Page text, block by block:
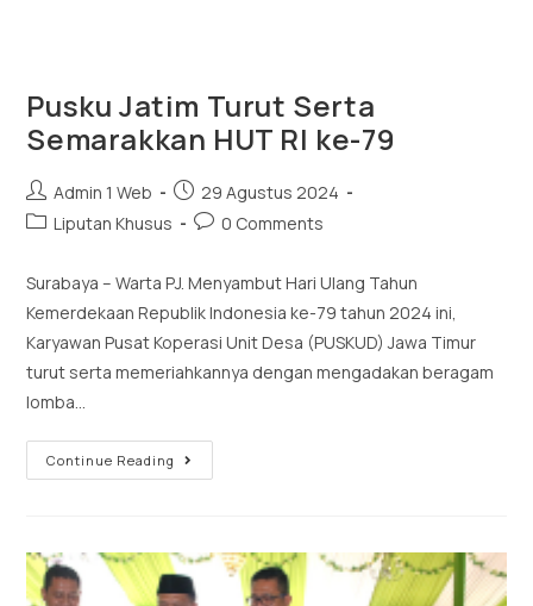
Pusku Jatim Turut Serta
Semarakkan HUT RI ke-79
Admin 1 Web
29 Agustus 2024
Liputan Khusus
0 Comments
Surabaya – Warta PJ. Menyambut Hari Ulang Tahun
Kemerdekaan Republik Indonesia ke-79 tahun 2024 ini,
Karyawan Pusat Koperasi Unit Desa (PUSKUD) Jawa Timur
turut serta memeriahkannya dengan mengadakan beragam
lomba…
Continue Reading